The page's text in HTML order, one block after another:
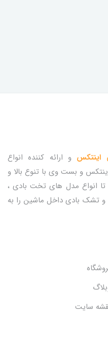
اینتکس و ارائه کننده انواع
و بست وی با تنوع بالا و
انواع مدل های تخت بادی ،
و تشک بادی داخل ماشین را به
سایت